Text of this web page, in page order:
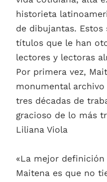
historieta
de dibujantas. Estos
títulos que le han
lectores y lectoras
Por primera vez,
monumental
tres décadas de
gracioso de lo más
Liliana Viola
«La mejor
Maitena es que no